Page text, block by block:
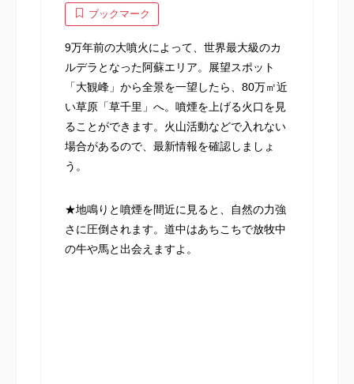
ブックマーク
9万年前の大噴火によって、世界最大級のカ
ルデラとなった阿蘇エリア。展望スポット
「大観峰」から全景を一望したら、80万㎡近
い草原「草千里」へ。噴煙を上げる火口を見
ることができます。火山活動などで入れない
場合があるので、最新情報を確認しましょ
う。
★地鳴りと噴煙を間近に見ると、自然の力強
さに圧倒されます。道中はあちこちで放牧中
の牛や馬と出会えますよ。